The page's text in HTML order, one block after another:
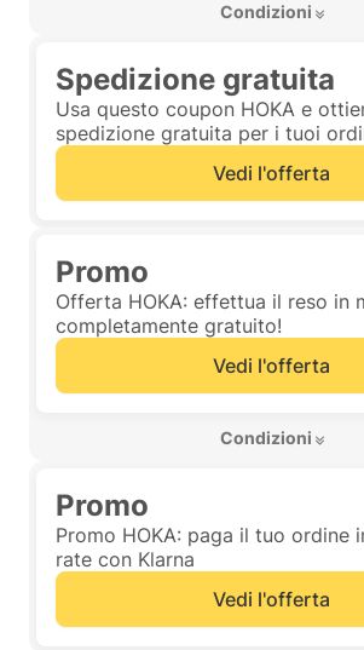
Condizioni
Spedizione gratuita
Usa questo coupon HOKA e
spedizione gratuita per i tuoi
Vedi l'offerta
Promo
Offerta HOKA: effettua il reso in
completamente gratuito!
Vedi l'offerta
Condizioni
Promo
Promo HOKA: paga il tuo ordine
rate con Klarna
Vedi l'offerta